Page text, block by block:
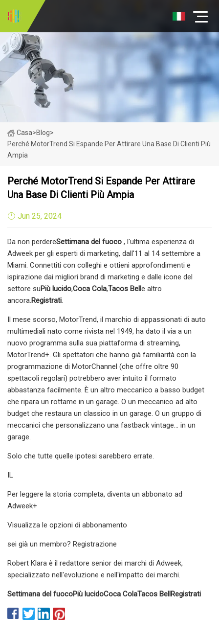
Casa>Blog>
Perché MotorTrend Si Espande Per Attirare Una Base Di Clienti Più
Ampia
Perché MotorTrend Si Espande Per Attirare
Una Base Di Clienti Più Ampia
Jun 25, 2024
Da non perdereSettimana del fuoco , l'ultima esperienza di
Adweek per gli esperti di marketing, dall'11 al 14 settembre a
Miami. Connettiti con colleghi e ottieni approfondimenti e
ispirazione dai migliori brand di marketing e dalle icone del
settore suPiù lucido,Coca Cola,Tacos Belle altro
ancora.Registrati.
Il mese scorso, MotorTrend, il marchio di appassionati di auto
multimediali nato come rivista nel 1949, ha dato il via a un
nuovo programma sulla sua piattaforma di streaming,
MotorTrend+. Gli spettatori che hanno già familiarità con la
programmazione di MotorChannel (che offre oltre 90
spettacoli regolari) potrebbero aver intuito il formato
abbastanza facilmente. È un altro meccanico a basso budget
che ripara un rottame in un garage. O un meccanico ad alto
budget che restaura un classico in un garage. O un gruppo di
meccanici che personalizzano una fastback vintage… in un
garage.
Solo che tutte quelle ipotesi sarebbero errate.
IL
Per leggere la storia completa, diventa un abbonato ad
Adweek+
Visualizza le opzioni di abbonamento
sei già un membro? Registrazione
Robert Klara è il redattore senior dei marchi di Adweek,
specializzato nell'evoluzione e nell'impatto dei marchi.
Settimana del fuocoPiù lucidoCoca ColaTacos BellRegistrati